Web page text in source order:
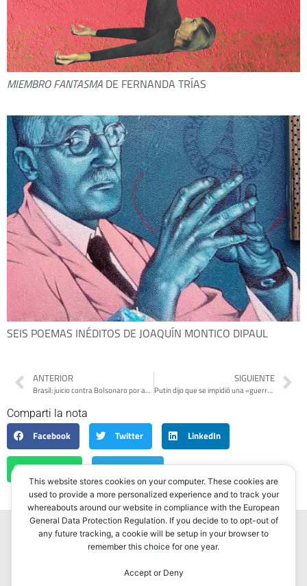
MIEMBRO FANTASMA DE FERNANDA TRÍAS
SEIS POEMAS INÉDITOS DE JOAQUÍN MONTICO DIPAUL
ANTERIOR
Brasil: juicio contra Bolsonaro por abuso de poder: juez votó por su inhabilitación
SIGUIENTE
Putin dijo que se impidió una «guerra civil» en Rusia tras frenar al Grupo Wagner
Comparti la nota
Facebook
Twitter LinkedIn
WhatsApp Telegram
This website stores cookies on your computer. These cookies are
used to provide a more personalized experience and to track your
whereabouts around our website in compliance with the European
General Data Protection Regulation. If you decide to to opt-out of
any future tracking, a cookie will be setup in your browser to
remember this choice for one year.
Accept or Deny